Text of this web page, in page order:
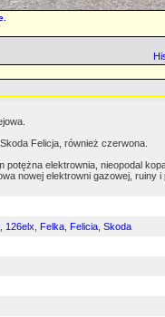
Felicja, również czerwona.
elektrownia, nieopodal
nowej elektrowni gazowej, ruiny i
126elx Felka Felicia Skoda